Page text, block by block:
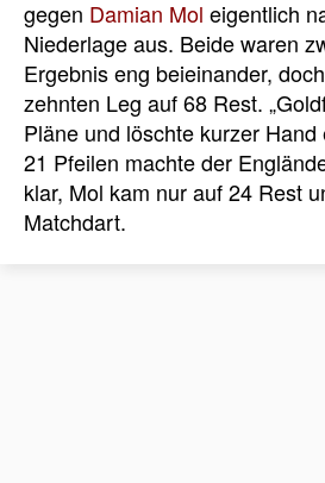
gegen Damian Mol eigentlich
Niederlage aus. Beide waren
Ergebnis eng beieinander,
zehnten Leg auf 68 Rest.
Pläne und löschte kurzer
21 Pfeilen machte der
klar, Mol kam nur auf 24 Rest
Matchdart.